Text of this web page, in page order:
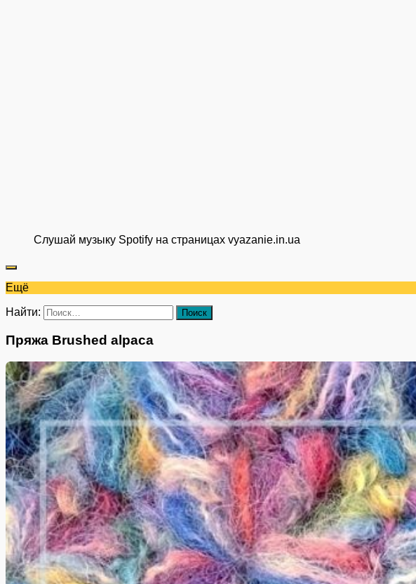
Слушай музыку Spotify на страницах vyazanie.in.ua
Ещё
Найти:
Пряжа Brushed alpaca